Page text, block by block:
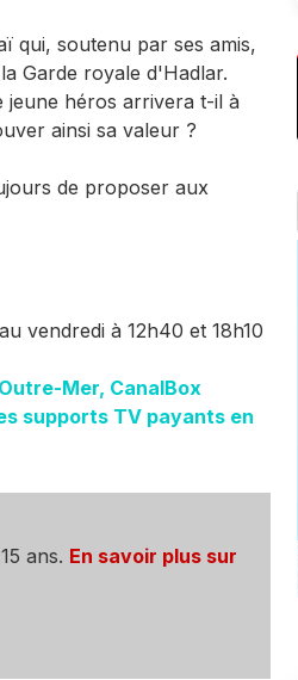
qui, soutenu par ses amis,
Garde royale d'Hadlar.
jeune héros arrivera t-il à
ainsi sa valeur ?
de proposer aux
vendredi à 12h40 et 18h10
Mer, CanalBox
supports TV payants en
ans. En savoir plus sur